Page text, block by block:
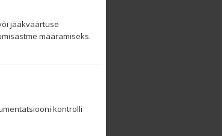
jääkväärtuse
määramiseks.
kontrolli